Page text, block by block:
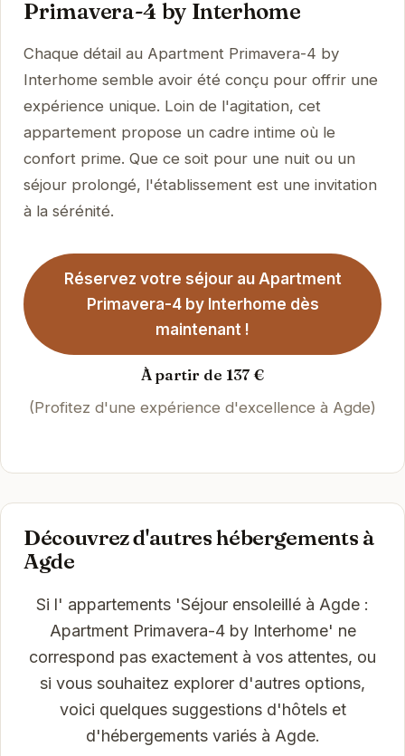
Primavera-4 by Interhome
Chaque détail au Apartment Primavera-4 by
Interhome semble avoir été conçu pour offrir une
expérience unique. Loin de l'agitation, cet
appartement propose un cadre intime où le
confort prime. Que ce soit pour une nuit ou un
séjour prolongé, l'établissement est une invitation
à la sérénité.
Réservez votre séjour au Apartment
Primavera-4 by Interhome dès
maintenant !
À partir de 137 €
(Profitez d'une expérience d'excellence à Agde)
Découvrez d'autres hébergements à
Agde
Si l' appartements 'Séjour ensoleillé à Agde :
Apartment Primavera-4 by Interhome' ne
correspond pas exactement à vos attentes, ou
si vous souhaitez explorer d'autres options,
voici quelques suggestions d'hôtels et
d'hébergements variés à Agde.